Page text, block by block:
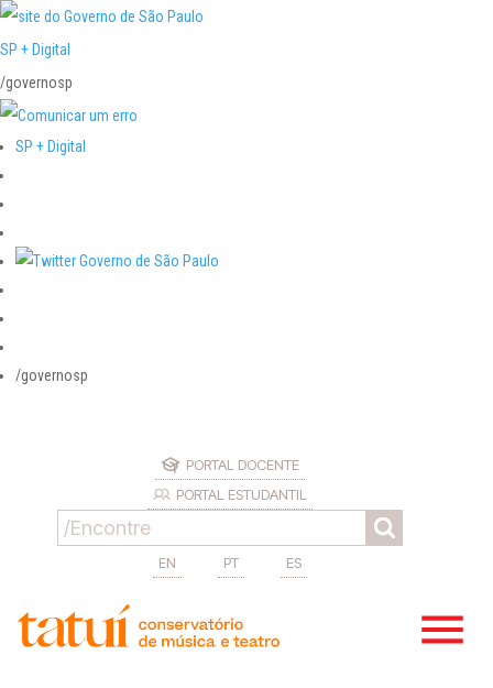
SP + Digital
/governosp
SP + Digital
/governosp
PORTAL DOCENTE
PORTAL ESTUDANTIL
EN PT ES